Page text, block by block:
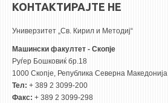
КОНТАКТИРАЈТЕ НЕ
Универзитет „Св. Кирил и Методиј“
Машински факултет - Скопје
Руѓер Бошковиќ бр.18
1000 Скопје, Република Северна Македонија
Тел: + 389 2 3099-200
Факс: + 389 2 3099-298